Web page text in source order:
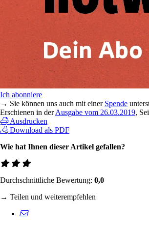
Ich abonniere
→ Sie können uns auch mit einer Spende
Erschienen in derAusgabe vom 26.03.2019,
Ausdrucken
Download als PDF
Wie hat Ihnen dieser Artikel gefallen?
Durchschnittliche Bewertung: 0,0
→ Teilen und weiterempfehlen